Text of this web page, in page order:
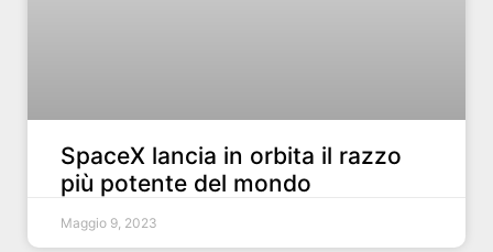
SpaceX lancia in orbita il razzo
più potente del mondo
Maggio 9, 2023